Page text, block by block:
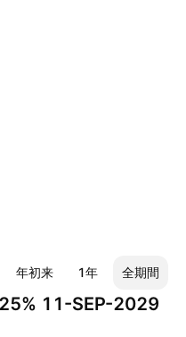
年初来 1年 全期間
11-SEP-2029